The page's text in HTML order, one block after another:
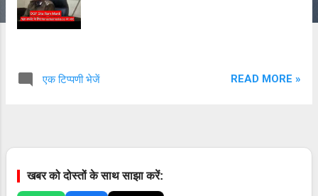
एक टिप्पणी भेजें READ MORE »
खबर को दोस्तों के साथ साझा करें: